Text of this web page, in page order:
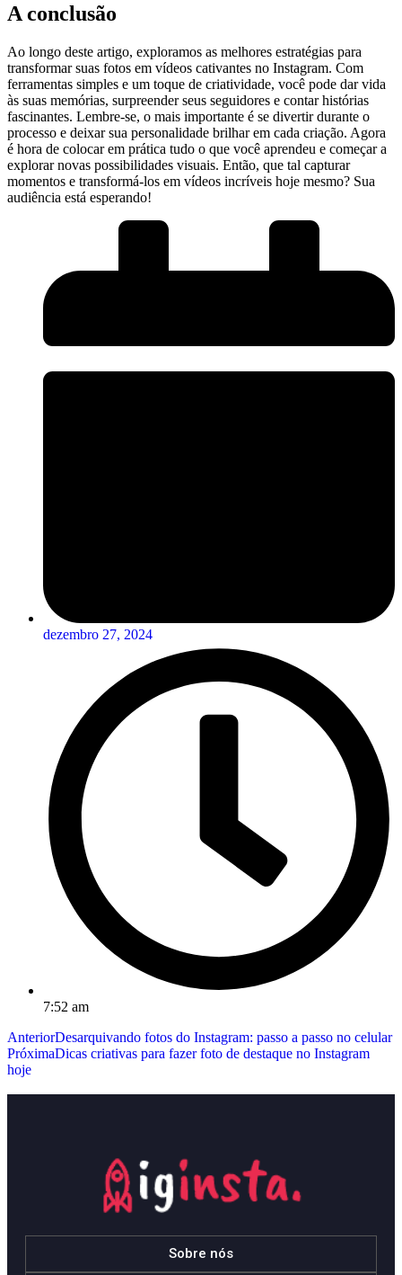
A ⁢conclusão
Ao longo‌ deste artigo, exploramos as⁢ melhores estratégias ⁤para
transformar suas fotos em ⁤vídeos cativantes no Instagram. ‌Com
ferramentas simples e um toque ‍de criatividade, ⁢você‍ pode dar vida
às ​suas ⁢memórias, surpreender seus seguidores⁣ e contar‌ histórias
fascinantes. ⁢Lembre-se, o mais ⁤importante é ‍se⁢ divertir durante o
processo e deixar⁤ sua⁤ personalidade brilhar em⁢ cada criação. Agora
é hora de colocar ‌em prática tudo o que você aprendeu‌ e‌ começar a
explorar‍ novas possibilidades visuais.‌ Então, que ⁢tal‍ capturar
momentos ‍e transformá-los em vídeos incríveis hoje mesmo? Sua
audiência está esperando!
dezembro 27, 2024
7:52 am
AnteriorDesarquivando fotos do Instagram: passo a passo no celular
PróximaDicas criativas para fazer foto de destaque no Instagram
hoje
Sobre nós